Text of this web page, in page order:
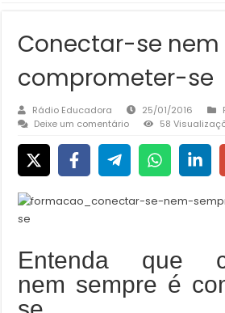
Conectar-se nem
comprometer-se
Rádio Educadora 25/01/2016
Deixe um comentário
58
Entenda que
nem sempre é